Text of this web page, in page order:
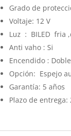
Grado de
Voltaje: 12 V
Luz : BILED fria
Anti vaho : Si
Encendido :
Opción: Espejo
Garantía: 5 años
Plazo de entrega: